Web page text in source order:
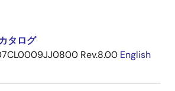
タログ
Rev.8.00 English